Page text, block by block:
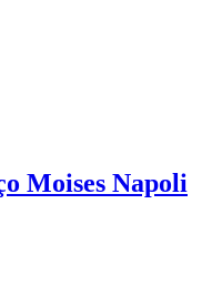
Moises Napoli